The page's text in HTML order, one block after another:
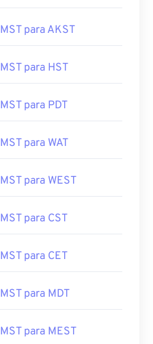
MST para AKST
MST para HST
MST para PDT
MST para WAT
MST para WEST
MST para CST
MST para CET
MST para MDT
MST para MEST